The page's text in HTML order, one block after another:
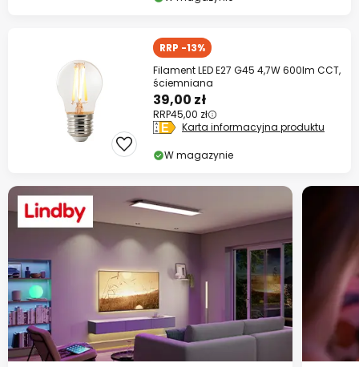
RRP -13%
Filament LED E27 G45 4,7W 600lm CCT,
ściemniana
39,00 zł
RRP45,00 zł
Karta informacyjna produktu
W magazynie